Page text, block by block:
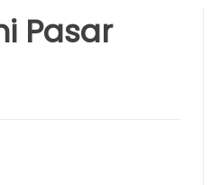
Pasar